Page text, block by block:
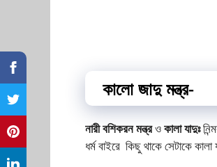
কালো জাদু মন্ত্র-
নারী বশিকরন মন্ত্রওকালা যাদুঃ
ধর্ম বাইরে কিছু থাকে সেটাকে কালা